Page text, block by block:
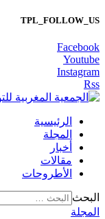
TPL_FOLLOW_US
Facebook
Youtube
Instagram
Rss
الرئيسية
المجلة
أخبار
مقالات
الأطروحات
البحث
المجلة